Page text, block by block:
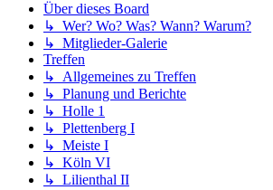
Über dieses Board
↳ Wer? Wo? Was? Wann? Warum?
↳ Mitglieder-Galerie
Treffen
↳ Allgemeines zu Treffen
↳ Planung und Berichte
↳ Holle 1
↳ Plettenberg I
↳ Meiste I
↳ Köln VI
↳ Lilienthal II